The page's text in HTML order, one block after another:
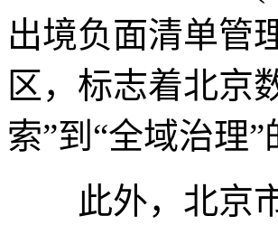
出境负面清单管
区，标志着北京
索”到“全域治理
此外，北京市